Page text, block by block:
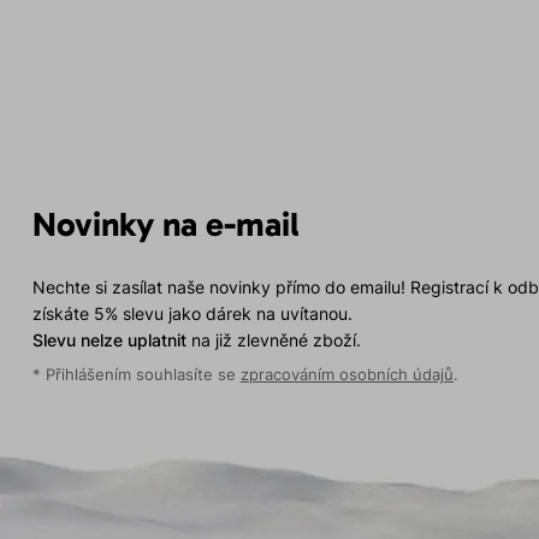
Novinky na e-mail
Nechte si zasílat naše novinky přímo do emailu! Registrací k
získáte 5% slevu jako dárek na uvítanou.
Slevu nelze uplatnitna již zlevněné zboží.
* Přihlášením souhlasíte se zpracováním osobních údajů.